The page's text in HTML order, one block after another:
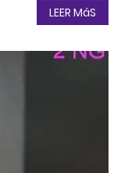
LEER MáS